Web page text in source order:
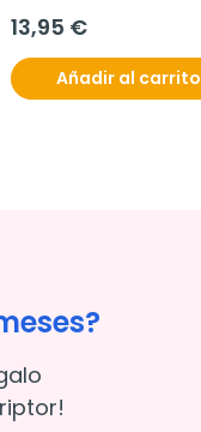
13,95 €
Añadir al carrito